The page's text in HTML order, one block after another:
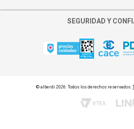
Quiero cambiar punto de retiro
SEGURIDAD Y
© alberdi 2026. Todos los derechos reservados.